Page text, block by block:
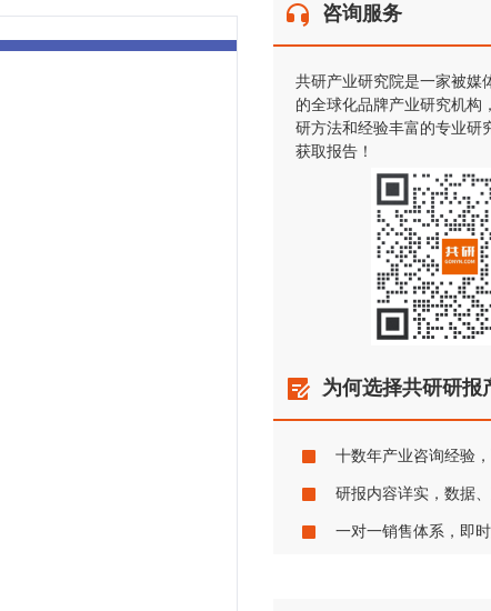
咨询服务
共研产业研究院是一家被媒
的全球化品牌产业研究机构
研方法和经验丰富的专业研
获取报告！
为何选择共研研报
十数年产业咨询经验
研报内容详实，数据
一对一销售体系，即